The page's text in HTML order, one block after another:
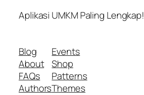
Aplikasi UMKM Paling Lengkap!
Blog
About
FAQs
Authors
Events
Shop
Patterns
Themes